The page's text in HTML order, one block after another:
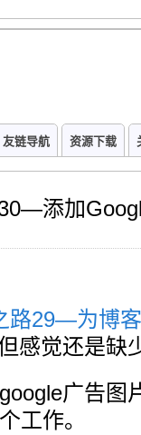
友链导航 资源下载
添加
路29—为博
感觉还是缺
广告图
工作。